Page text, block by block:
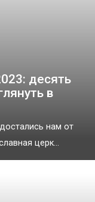
десять
в
нам от
церк...